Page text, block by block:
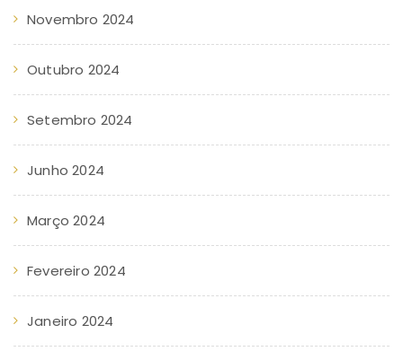
Novembro 2024
Outubro 2024
Setembro 2024
Junho 2024
Março 2024
Fevereiro 2024
Janeiro 2024